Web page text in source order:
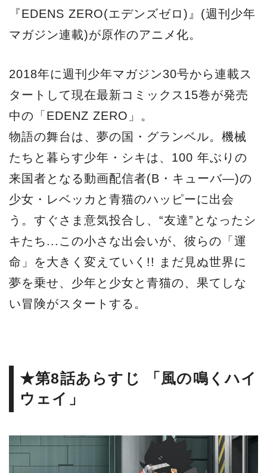
『EDENS ZERO(エデンズゼロ)』(週刊少年
マガジン連載)が原作のアニメ化。
2018年に週刊少年マガジン30号から連載ス
タートして現在最新コミックス15巻が発売
中の「EDENZ ZERO」。
物語の舞台は、夢の国・グランベル。機械
たちと暮らす少年・シキは、100 年ぶりの
来国者となる動画配信者(B・キューバ―)の
少女・レベッカと青猫のハッピーに出会
う。すぐさま意気投合し、“友達”となったシ
キたち...この小さな出会いが、彼らの「運
命」を大きく変えていく!! まだ見ぬ世界に
夢を乗せ、少年と少女と青猫の、果てしな
い冒険がスタートする。
★第8話あらすじ 「風の鳴くハイ
ウェイ」